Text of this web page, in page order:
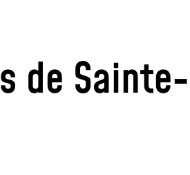
de Sainte-